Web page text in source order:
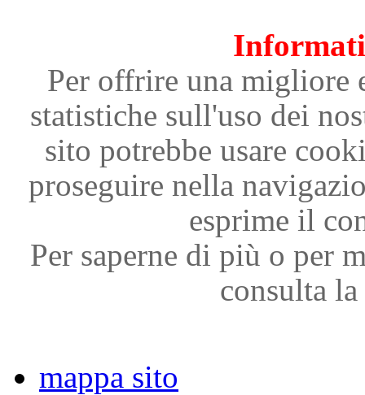
Per offrire una migliore
statistiche sull'uso dei
sito potrebbe usare
proseguire nella
esprime il
Per saperne di più o per
consulta
mappa sito